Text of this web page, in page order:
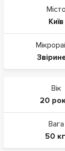
Місто
Київ
Вік
20
Вага
50